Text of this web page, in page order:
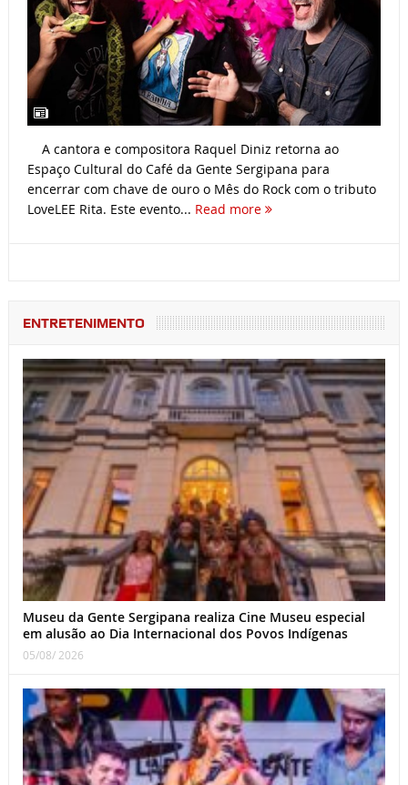
A cantora e compositora Raquel Diniz retorna ao
Espaço Cultural do Café da Gente Sergipana para
encerrar com chave de ouro o Mês do Rock com o tributo
LoveLEE Rita. Este evento... Read more
ENTRETENIMENTO
Museu da Gente Sergipana realiza Cine Museu especial
em alusão ao Dia Internacional dos Povos Indígenas
05/08/ 2026